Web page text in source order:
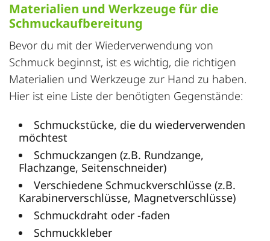
Materialien und Werkzeuge für die
Schmuckaufbereitung
Bevor du mit der Wiederverwendung von
Schmuck beginnst, ist es wichtig, die richtigen
Materialien und Werkzeuge zur Hand zu haben.
Hier ist eine Liste der benötigten Gegenstände:
Schmuckstücke, die du wiederverwenden
möchtest
Schmuckzangen (z.B. Rundzange,
Flachzange, Seitenschneider)
Verschiedene Schmuckverschlüsse (z.B.
Karabinerverschlüsse, Magnetverschlüsse)
Schmuckdraht oder -faden
Schmuckkleber